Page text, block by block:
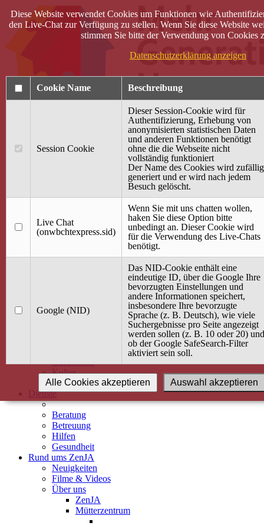
40 Jahre Mütterzentrum
Terminkalender
Gemeinsam aktiv
Gemeinsam unterwegs
wirFAIRändern
Angebot / Kurs suchen
Babybauch & Elternschaft
Gesundheit
Kultur
Alle Kurse
Dienste
Beratung
Betreuung
Hilfen
Gesundheit
Rund ums ZenJA
Neuigkeiten
Filme & Videos
Über uns
ZenJA
Mütterzentrum
Diese Website verwendet Cookies um Funktionen wie
den Live-Chat zur Verfügung zu stellen. Wenn Sie diese Website
stimmen Sie bitte der Verwendung von Cookies
Datenschutzerklärung anzeigen
Cookie Name Beschreibung
Session Cookie
Dieser Session-Cookie wird für
Authentifizierung, Erhebung von
anonymisierten statistischen Daten
und anderen Funktionen benötigt
ohne die die Webseite nicht
vollständig funktioniert
Der Name des Cookies wird zufällig
generiert und er wird nach jedem
Besuch gelöscht.
Live Chat
(onwbchtexpress.sid)
Wenn Sie mit uns chatten wollen,
haken Sie diese Option bitte
unbedingt an. Dieser Cookie wird
für die Verwendung des Live-Chats
benötigt.
Google (NID)
Das NID-Cookie enthält eine
eindeutige ID, über die Google Ihre
bevorzugten Einstellungen und
andere Informationen speichert,
insbesondere Ihre bevorzugte
Sprache (z. B. Deutsch), wie viele
Suchergebnisse pro Seite angezeigt
werden sollen (z. B. 10 oder 20) und
ob der Google SafeSearch-Filter
aktiviert sein soll.
Auswahl akzeptieren
Alle Cookies akzeptieren